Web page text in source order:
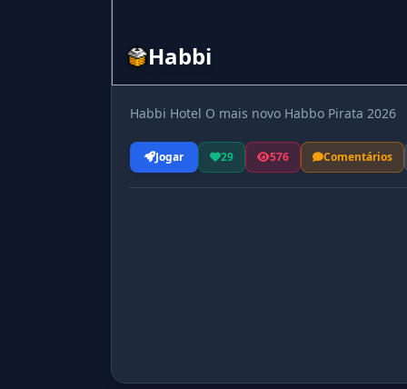
Habbi
Habbi Hotel O mais novo Habbo Pirata 2026
Jogar 29 576 Comentários